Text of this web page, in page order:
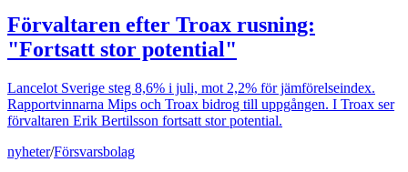
Förvaltaren efter Troax rusning:
"Fortsatt stor potential"
Lancelot Sverige steg 8,6% i juli, mot 2,2% för jämförelseindex.
Rapportvinnarna Mips och Troax bidrog till uppgången. I Troax ser
förvaltaren Erik Bertilsson fortsatt stor potential.
nyheter/Försvarsbolag